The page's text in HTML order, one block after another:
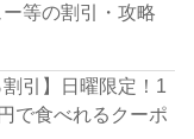
等の割引・攻略
引】日曜限定！1
で食べれるクーポ